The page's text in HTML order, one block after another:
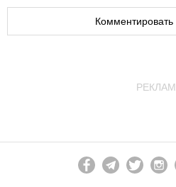
Комментировать